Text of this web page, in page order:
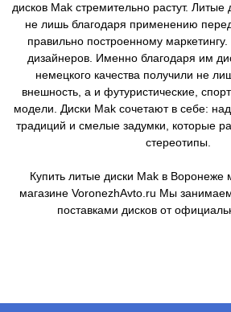
дисков Mak стремительно растут.
не лишь благодаря применению
правильно построенному
дизайнеров. Именно благодаря им
немецкого качества получили не
внешность, а и футуристические,
модели. Диски Mak сочетают в себе:
традиций и смелые задумки, которые
стереотипы.
Купить литые диски Mak в Воронеже
магазине VoronezhAvto.ru Мы
поставками дисков от